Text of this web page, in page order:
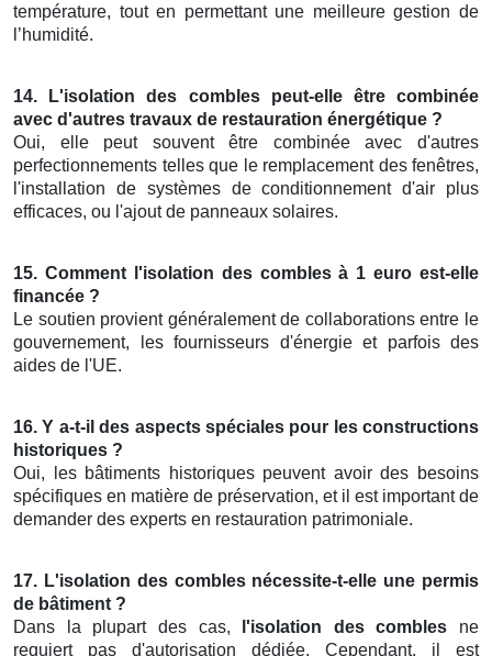
température, tout en permettant une meilleure gestion de
l’humidité.
14. L'isolation des combles peut-elle être combinée
avec d'autres travaux de restauration énergétique ?
Oui, elle peut souvent être combinée avec d'autres
perfectionnements telles que le remplacement des fenêtres,
l'installation de systèmes de conditionnement d'air plus
efficaces, ou l'ajout de panneaux solaires.
15. Comment l'isolation des combles à 1 euro est-elle
financée ?
Le soutien provient généralement de collaborations entre le
gouvernement, les fournisseurs d'énergie et parfois des
aides de l'UE.
16. Y a-t-il des aspects spéciales pour les constructions
historiques ?
Oui, les bâtiments historiques peuvent avoir des besoins
spécifiques en matière de préservation, et il est important de
demander des experts en restauration patrimoniale.
17. L'isolation des combles nécessite-t-elle une permis
de bâtiment ?
Dans la plupart des cas,
l'isolation des combles ne
requiert pas d'autorisation dédiée. Cependant, il est